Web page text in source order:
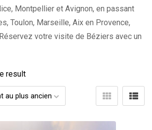
Montpellier et Avignon, en passant
Toulon, Marseille, Aix en Provence,
votre visite de Béziers avec un
result